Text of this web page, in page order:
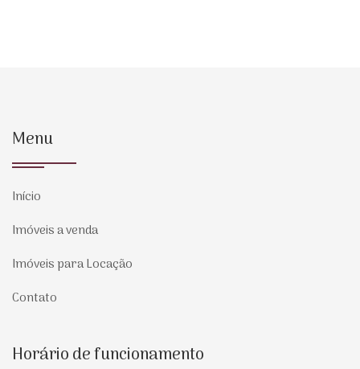
Menu
Início
Imóveis a venda
Imóveis para Locação
Contato
Horário de funcionamento